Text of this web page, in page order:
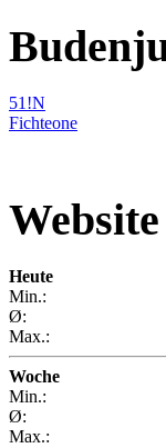
51!N
Fichteone
Heute
Min.:
Ø:
Max.:
Woche
Min.:
Ø:
Max.: